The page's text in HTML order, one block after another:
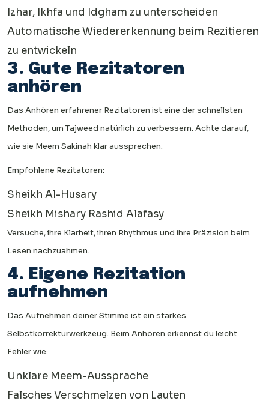
Izhar, Ikhfa und Idgham zu unterscheiden
Automatische Wiedererkennung beim Rezitieren
zu entwickeln
3. Gute Rezitatoren
anhören
Das Anhören erfahrener Rezitatoren ist eine der schnellsten
Methoden, um Tajweed natürlich zu verbessern. Achte darauf,
wie sie Meem Sakinah klar aussprechen.
Empfohlene Rezitatoren:
Sheikh Al-Husary
Sheikh Mishary Rashid Alafasy
Versuche, ihre Klarheit, ihren Rhythmus und ihre Präzision beim
Lesen nachzuahmen.
4. Eigene Rezitation
aufnehmen
Das Aufnehmen deiner Stimme ist ein starkes
Selbstkorrekturwerkzeug. Beim Anhören erkennst du leicht
Fehler wie:
Unklare Meem-Aussprache
Falsches Verschmelzen von Lauten